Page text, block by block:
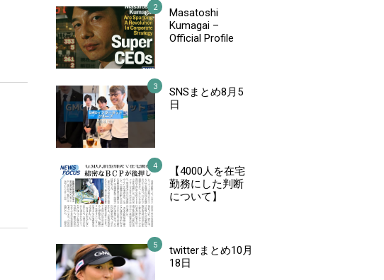
Masatoshi
Kumagai –
Official Profile
SNSまとめ8月5
日
【4000人を在宅
勤務にした判断
について】
twitterまとめ10月
18日